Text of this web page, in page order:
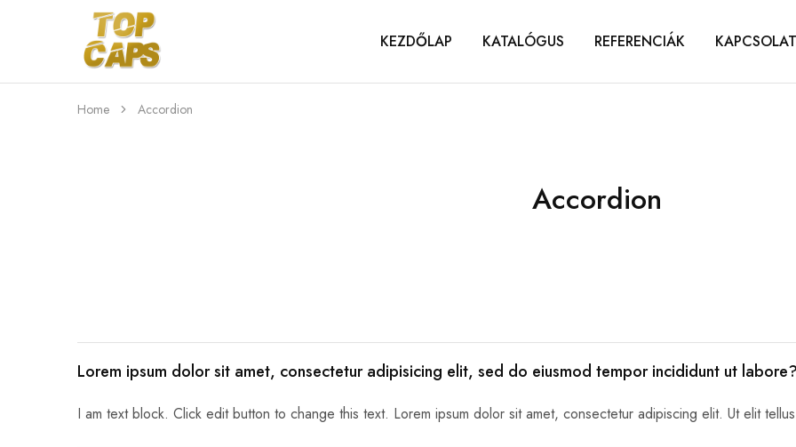
Top
Caps
Egyedi
emblémázott
sapkák
KEZDŐLAP KATALÓGUS REFERENCIÁK KAPCSOLAT
Home Accordion
Accordion
Lorem ipsum dolor sit amet, consectetur adipisicing elit, sed do eiusmod tempor incididunt ut
I am text block. Click edit button to change this text. Lorem ipsum dolor sit amet, consectetur adipiscing elit. Ut elit